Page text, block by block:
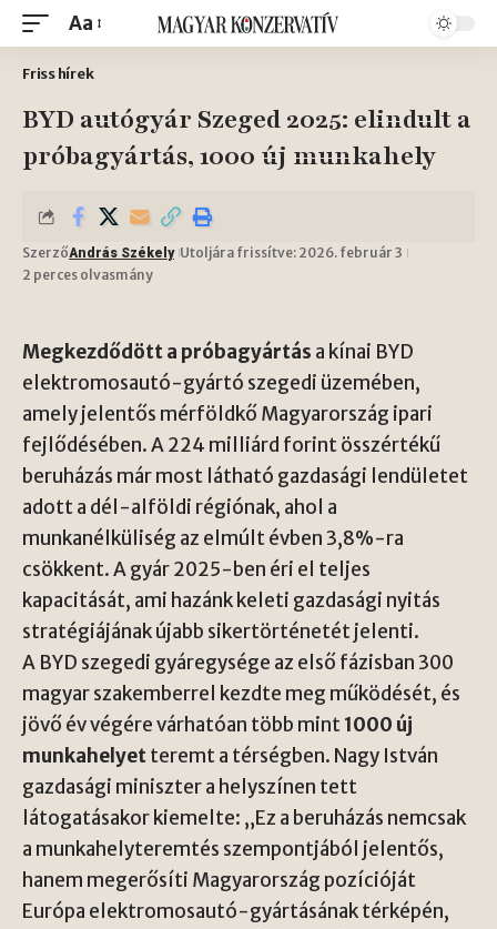
Aa
Friss hírek
BYD autógyár Szeged 2025: elindult a
próbagyártás, 1000 új munkahely
SzerzőAndrás Székely Utoljára frissítve: 2026. február 3
2 perces olvasmány
Megkezdődött a próbagyártás a kínai BYD
elektromosautó-gyártó szegedi üzemében,
amely jelentős mérföldkő Magyarország ipari
fejlődésében. A 224 milliárd forint összértékű
beruházás már most látható gazdasági lendületet
adott a dél-alföldi régiónak, ahol a
munkanélküliség az elmúlt évben 3,8%-ra
csökkent. A gyár 2025-ben éri el teljes
kapacitását, ami hazánk keleti gazdasági nyitás
stratégiájának újabb sikertörténetét jelenti.
A BYD szegedi gyáregysége az első fázisban 300
magyar szakemberrel kezdte meg működését, és
jövő év végére várhatóan több mint1000 új
munkahelyetteremt a térségben. Nagy István
gazdasági miniszter a helyszínen tett
látogatásakor kiemelte: „Ez a beruházás nemcsak
a munkahelyteremtés szempontjából jelentős,
hanem megerősíti Magyarország pozícióját
Európa elektromosautó-gyártásának térképén,